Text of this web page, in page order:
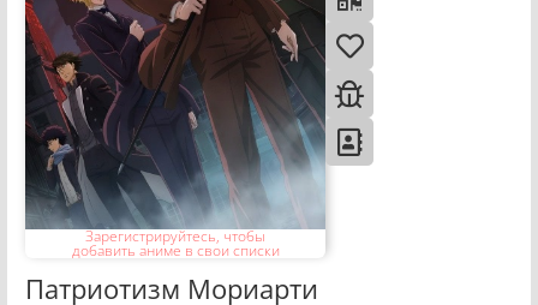
Зарегистрируйтесь, чтобы
добавить аниме в свои списки
Патриотизм Мориарти